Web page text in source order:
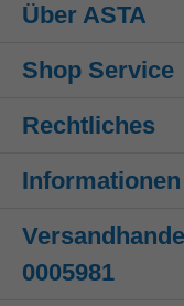
Über ASTA
Shop Service
Rechtliches
Informationen
0005981